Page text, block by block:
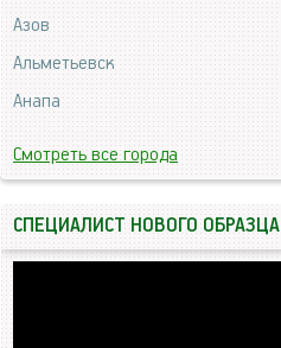
Азов
Альметьевск
Анапа
Смотреть все города
СПЕЦИАЛИСТ НОВОГО ОБРАЗЦА